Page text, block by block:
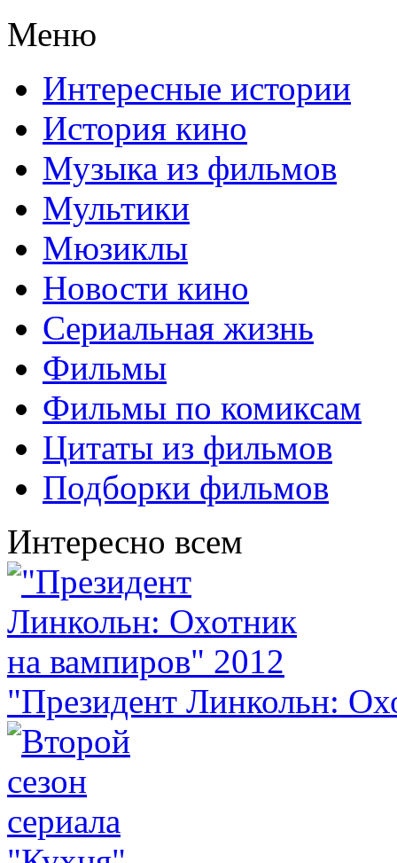
Меню
Интересные истории
История кино
Музыка из фильмов
Мультики
Мюзиклы
Новости кино
Сериальная жизнь
Фильмы
Фильмы по комиксам
Цитаты из фильмов
Подборки фильмов
Интересно всем
"Президент Линкольн: